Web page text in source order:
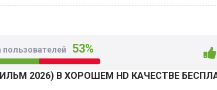
пользователей 53%
2026) В ХОРОШЕМ HD КАЧЕСТВЕ